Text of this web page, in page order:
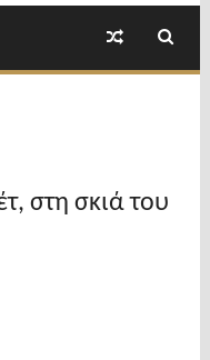
στη σκιά του